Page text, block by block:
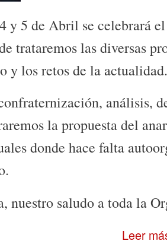
y 5 de Abril se celebrará
trataremos las diversas
y los retos de la actualidad.
análisis,
la propuesta del
donde hace falta
nuestro saludo a toda la
Leer